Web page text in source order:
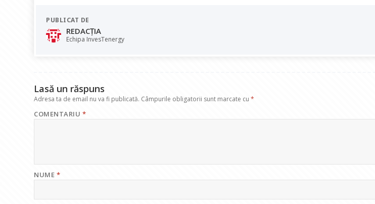
e
b
o
at
s
A dI
PUBLICAT DE
REDACȚIA
Echipa InvesTenergy
Lasă un răspuns
Adresa ta de email nu va fi publicată. Câmpurile obligatorii sunt marcate cu*
COMENTARIU *
NUME *